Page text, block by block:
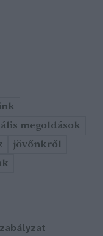
megoldások
jövőnkről